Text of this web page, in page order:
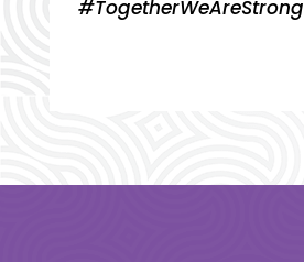
#TogetherWeAreStrong